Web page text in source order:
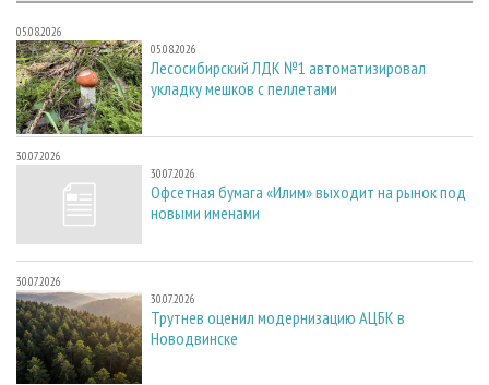
05.08.2026
05.08.2026
Лесосибирский ЛДК №1 автоматизировал
укладку мешков с пеллетами
30.07.2026
30.07.2026
Офсетная бумага «Илим» выходит на рынок под
новыми именами
30.07.2026
30.07.2026
Трутнев оценил модернизацию АЦБК в
Новодвинске